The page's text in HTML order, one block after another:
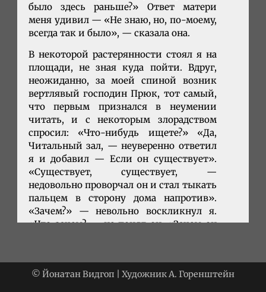
© Йонатан Видгоп | Художник А. Горенштейн
было здесь раньше?» Ответ матери
меня удивил — «Не знаю, но, по-моему,
всегда так и было», — сказала она.
В некоторой растерянности стоял я на
площади, не зная куда пойти. Вдруг,
неожиданно, за моей спиной возник
вертлявый господин Прюк, тот самый,
что первым признался в неумении
читать, и с некоторым злорадством
спросил: «Что-нибудь ищете?» «Да,
Читальный зал, — неуверенно ответил
я и добавил — Если он существует».
«Существует, существует, —
недовольно проворчал он и стал тыкать
пальцем в сторону дома напротив».
«Зачем?» — невольно воскликнул я.
«Что зачем? — не понял он. «Зачем он
где-то служить. Какой болван!». После
чего удовлетворенно хмыкнул и исчез